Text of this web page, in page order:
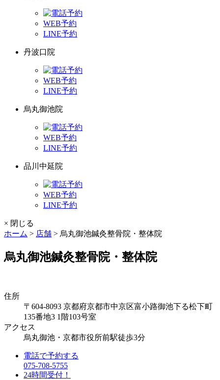
WEB予約
LINE予約
丹波口院
WEB予約
LINE予約
烏丸御池院
WEB予約
LINE予約
品川中延院
WEB予約
LINE予約
× 閉じる
ホーム > 店舗 > 烏丸御池鍼灸整骨院・整体院
烏丸御池鍼灸整骨院・整体院
住所
〒604-8093 京都府京都市中京区富小路御池下る松下町
135番地3 1階103号室
アクセス
烏丸御池・京都市役所前駅徒歩3分
電話で予約する
075-708-5755
24時間受付！